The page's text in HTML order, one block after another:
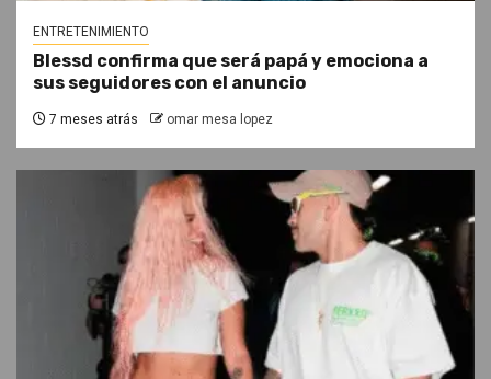
ENTRETENIMIENTO
Blessd confirma que será papá y emociona a
sus seguidores con el anuncio
7 meses atrás omar mesa lopez